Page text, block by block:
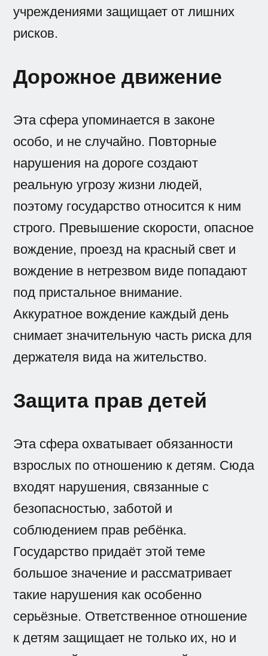
учреждениями защищает от лишних
рисков.
Дорожное движение
Эта сфера упоминается в законе
особо, и не случайно. Повторные
нарушения на дороге создают
реальную угрозу жизни людей,
поэтому государство относится к ним
строго. Превышение скорости, опасное
вождение, проезд на красный свет и
вождение в нетрезвом виде попадают
под пристальное внимание.
Аккуратное вождение каждый день
снимает значительную часть риска для
держателя вида на жительство.
Защита прав детей
Эта сфера охватывает обязанности
взрослых по отношению к детям. Сюда
входят нарушения, связанные с
безопасностью, заботой и
соблюдением прав ребёнка.
Государство придаёт этой теме
большое значение и рассматривает
такие нарушения как особенно
серьёзные. Ответственное отношение
к детям защищает не только их, но и